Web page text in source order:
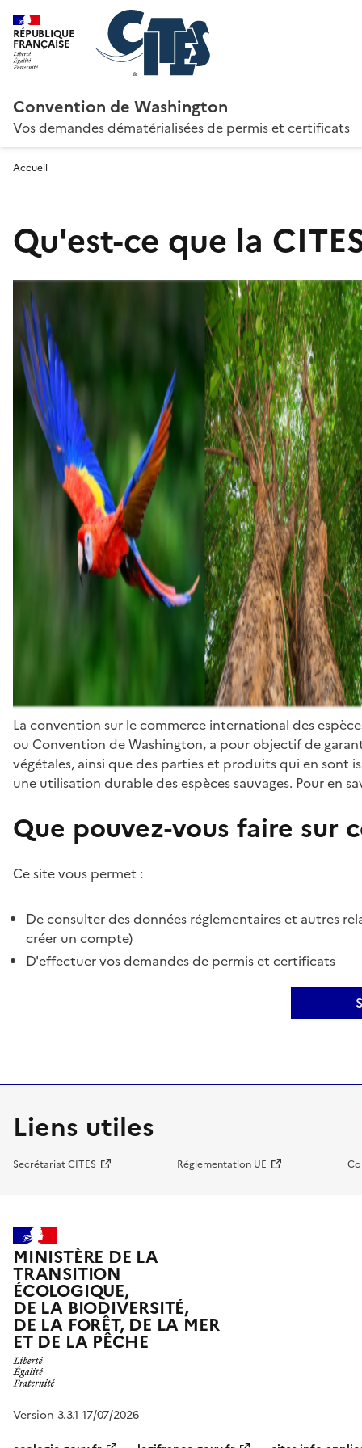
RÉPUBLIQUE
FRANÇAISE
Convention de Washington
Vos demandes dématérialisées de permis et certificats
Accueil
Qu'est-ce que la
La convention sur le commerce international des
ou Convention de Washington, a pour objectif de
végétales, ainsi que des parties et produits qui en sont
une utilisation durable des espèces sauvages. Pour en
Que pouvez-vous faire sur
Ce site vous permet :
De consulter des données réglementaires et autres
créer un compte)
D'effectuer vos demandes de permis et certificats
Liens utiles
Secrétariat CITES Réglementation UE
MINISTÈRE DE LA
TRANSITION
ÉCOLOGIQUE,
DE LA BIODIVERSITÉ,
DE LA FORÊT, DE LA MER
ET DE LA PÊCHE
Version 3.3.1 17/07/2026